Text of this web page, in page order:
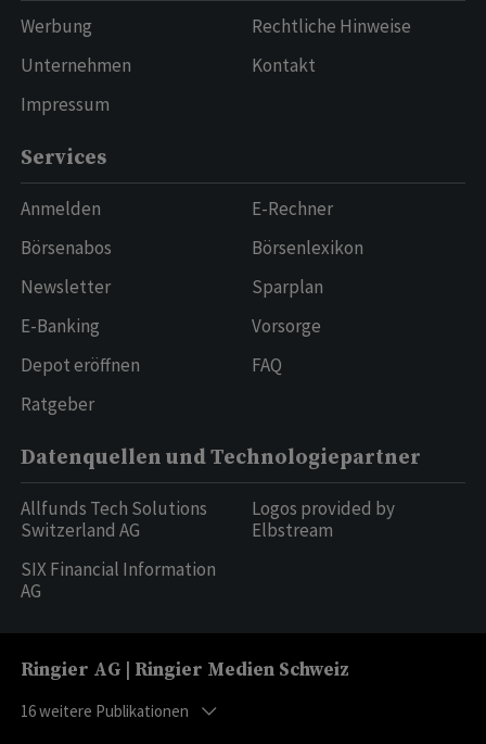
Werbung
Unternehmen
Impressum
Rechtliche Hinweise
Kontakt
Services
Anmelden
Börsenabos
Newsletter
E-Banking
Depot eröffnen
Ratgeber
E-Rechner
Börsenlexikon
Sparplan
Vorsorge
FAQ
Datenquellen und Technologiepartner
Allfunds Tech Solutions
Switzerland AG
SIX Financial Information
AG
Logos provided by
Elbstream
Ringier AG | Ringier Medien Schweiz
16weitere Publikationen